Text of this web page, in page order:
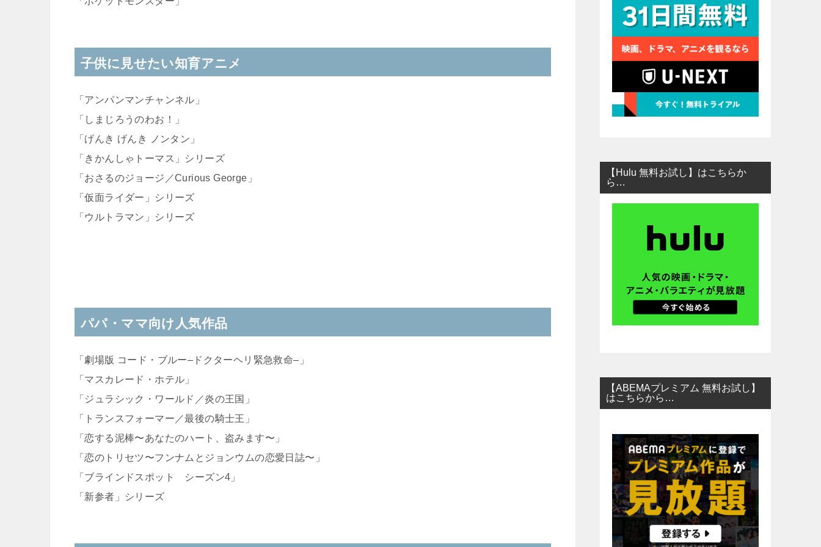
子供に見せたい知育アニメ
「アンパンマンチャンネル」
「しまじろうのわお！」
「げんき げんき ノンタン」
「きかんしゃトーマス」シリーズ
「おさるのジョージ／Curious George」
「仮面ライダー」シリーズ
「ウルトラマン」シリーズ
パパ・ママ向け人気作品
「劇場版 コード・ブルー–ドクターヘリ緊急救命–」
「マスカレード・ホテル」
「ジュラシック・ワールド／炎の王国」
「トランスフォーマー／最後の騎士王」
「恋する泥棒〜あなたのハート、盗みます〜」
「恋のトリセツ〜フンナムとジョンウムの恋愛日誌〜」
「ブラインドスポット シーズン4」
「新参者」シリーズ
【Hulu 無料お試し】はこちらか
ら…
【ABEMAプレミアム 無料お試し】
はこちらから…